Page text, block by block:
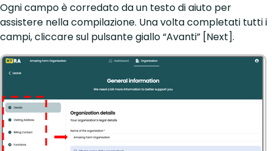
Ogni campo è corredato da un testo di aiuto per
assistere nella compilazione. Una volta completati tutti i
campi, cliccare sul pulsante giallo “Avanti” [Next].